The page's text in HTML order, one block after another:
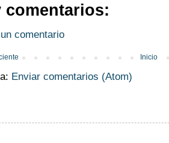
comentarios:
comentario
Inicio
Enviar comentarios (Atom)